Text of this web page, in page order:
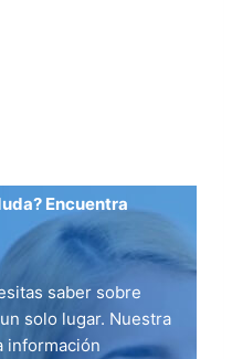
Encuentra
saber sobre
solo lugar. Nuestra
información